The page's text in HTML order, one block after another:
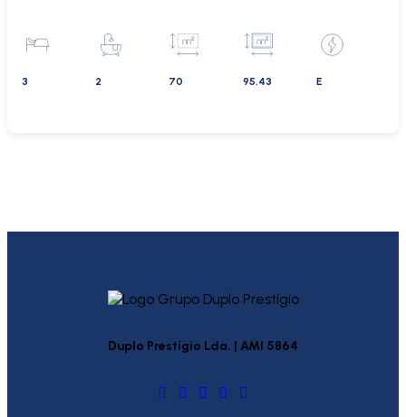
3 2 70 95.43 E
Duplo Prestígio Lda. | AMI 5864